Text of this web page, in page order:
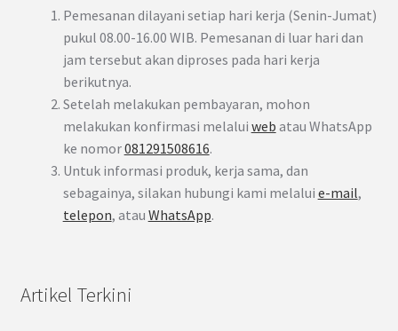
Pemesanan dilayani setiap hari kerja (Senin-Jumat)
pukul 08.00-16.00 WIB. Pemesanan di luar hari dan
jam tersebut akan diproses pada hari kerja
berikutnya.
Setelah melakukan pembayaran, mohon
melakukan konfirmasi melalui web atau WhatsApp
ke nomor081291508616.
Untuk informasi produk, kerja sama, dan
sebagainya, silakan hubungi kami melalui e-mail,
telepon, atau WhatsApp.
Artikel Terkini